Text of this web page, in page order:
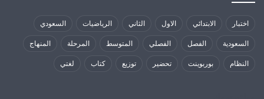
اختبار الابتدائي الاول الثاني الرياضيات السعودي
السعودية الفصل الفصلي المتوسط المرحلة المنهاج
النظام بوربوينت تحضير توزيع كتاب لغتي